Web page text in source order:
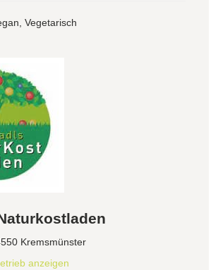
Vegetarisch
Kremsmünster
anzeigen